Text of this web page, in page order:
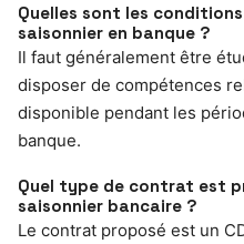
Quelles sont les
saisonnier en banque ?
Il faut généralement être
disposer de compétences
disponible pendant les
banque.
Quel type de contrat est
saisonnier bancaire ?
Le contrat proposé est un